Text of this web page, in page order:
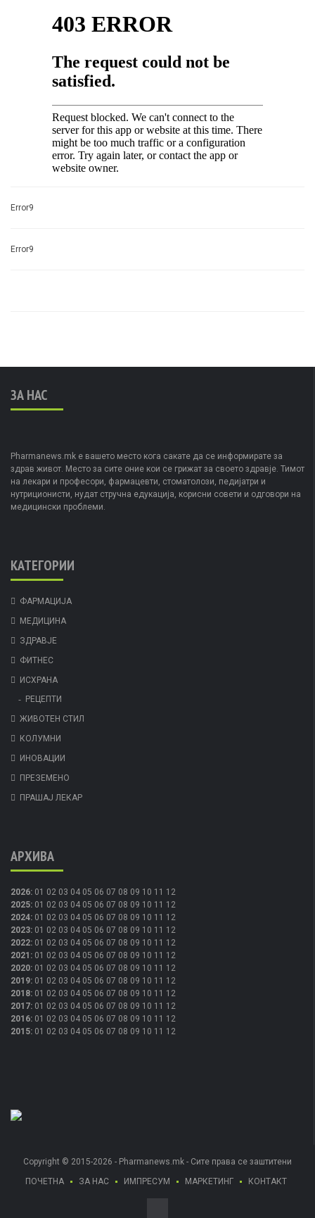
Error9
Error9
ЗА НАС
Pharmanews.mk е вашето место кога сакате да се информирате за
здрав живот. Место за сите оние кои се грижат за своето здравје. Тимот
на лекари и професори, фармацевти, стоматолози, педијатри и
нутриционисти, нудат стручна едукација, корисни совети и одговори на
медицински проблеми.
КАТЕГОРИИ
ФАРМАЦИЈА
МЕДИЦИНА
ЗДРАВЈЕ
ФИТНЕС
ИСХРАНА
РЕЦЕПТИ
ЖИВОТЕН СТИЛ
КОЛУМНИ
ИНОВАЦИИ
ПРЕЗЕМЕНО
ПРАШАЈ ЛЕКАР
АРХИВА
2026: 01 02 03 04 05 06 07 08 09 10 11 12
2025: 01 02 03 04 05 06 07 08 09 10 11 12
2024: 01 02 03 04 05 06 07 08 09 10 11 12
2023: 01 02 03 04 05 06 07 08 09 10 11 12
2022: 01 02 03 04 05 06 07 08 09 10 11 12
2021 : 01 02 03 04 05 06 07 08 09 10 11 12
2020: 01 02 03 04 05 06 07 08 09 10 11 12
2019: 01 02 03 04 05 06 07 08 09 10 11 12
2018: 01 02 03 04 05 06 07 08 09 10 11 12
2017: 01 02 03 04 05 06 07 08 09 10 11 12
2016: 01 02 03 04 05 06 07 08 09 10 11 12
2015: 01 02 03 04 05 06 07 08 09 10 11 12
Copyright © 2015-2026 - Pharmanews.mk - Сите права се заштитени
ПОЧЕТНА
ЗА НАС ИМПРЕСУМ МАРКЕТИНГ КОНТАКТ